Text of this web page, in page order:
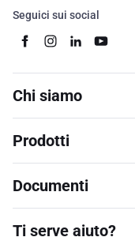
Seguici sui social
Chi siamo
Prodotti
Documenti
Ti serve aiuto?